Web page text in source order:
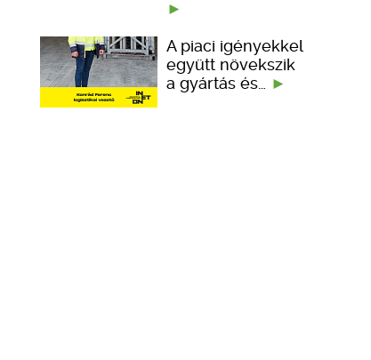
A piaci igényekkel
együtt növekszik
a gyártás és…